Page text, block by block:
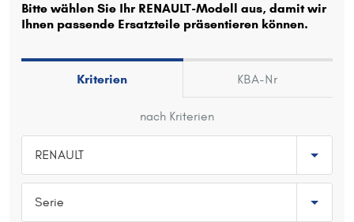
Oder
Hersteller wählen
Typ wählen
Bitte wählen Sie Ihr RENAULT-Modell aus, damit wir
Ihnen passende Ersatzteile präsentieren können.
Kriterien KBA-Nr
nach Kriterien
RENAULT
Serie